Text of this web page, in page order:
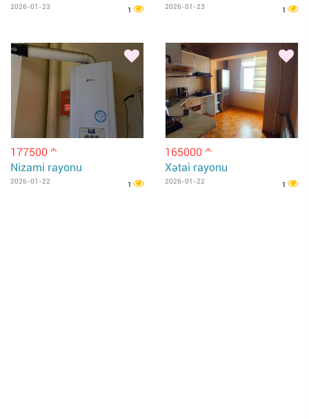
2026-01-23 1 2026-01-23 1
177500 m
Nizami rayonu
2026-01-22 1
165000 m
Xətai rayonu
2026-01-22 1